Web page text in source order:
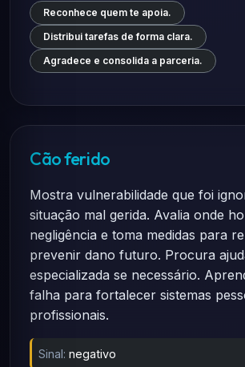
Reconhece quem te apoia.
Distribui tarefas de forma clara.
Agradece e consolida a parceria.
Cão ferido
Mostra vulnerabilidade que foi
situação mal gerida. Avalia onde
negligência e toma medidas para
prevenir dano futuro. Procura
especializada se necessário.
falha para fortalecer sistemas
profissionais.
Sinal: negativo